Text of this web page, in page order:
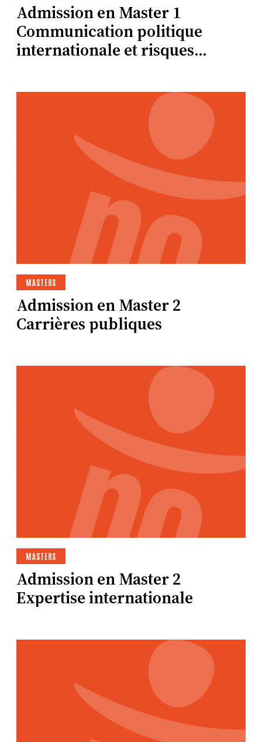
Admission en Master 1
Communication politique
internationale et risques
MASTERS
Admission en Master 2
Carrières publiques
MASTERS
Admission en Master 2
Expertise internationale